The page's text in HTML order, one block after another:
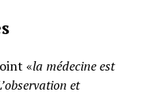
«la médecine est
et